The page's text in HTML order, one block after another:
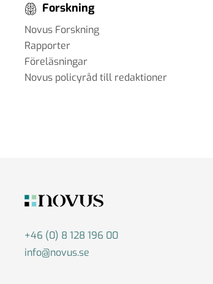
Forskning
Novus Forskning
Rapporter
Föreläsningar
Novus policyråd till redaktioner
+46 (0) 8 128 196 00
info@novus.se